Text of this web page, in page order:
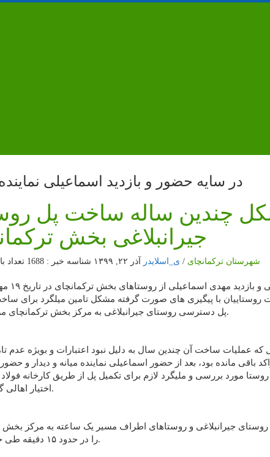
در سایه حضور و بازدید اسماعیلی نماینده
چندین ساله ساخت پل
جیرانبلاغی بخش
شهرستان ترکمانچای / ی_اسلایدر آذر ۲۲, ۱۳۹۹ شناسه خبر : 1688 تعداد
در پی حضور
با پیگیری های صورت گرفته مشکل تامین میلگرد برای
پل دسترسی روستای جیرانبلاغی به مرکز بخش ترکمانچای مرتفع گردید.
عملیات ساخت آن چندین سال به دلیل نبود اعتبارات و بویژه عدم
باقی مانده بود، بعد از حضور اسماعیلی نماینده میانه و دیدار و حضور
مورد بررسی و ملیگرد لازم برای تکمیل پل از طریق کارخانه فولاد
اختیار اهالی گذاشته شد.
روستای جیرانبلاغی و روستاهای اطراف مسیر یک ساعته به مرکز بخش
را در حدود ۱۵ دقیقه طی خواهند کرد.